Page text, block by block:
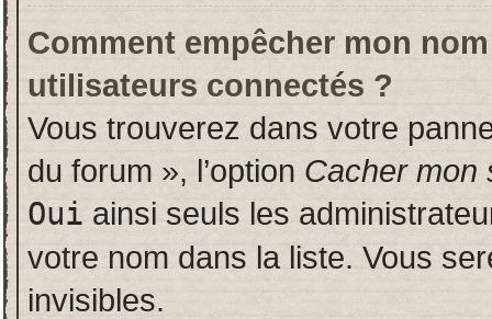
Comment empêcher mon
utilisateurs connectés ?
Vous trouverez dans votre
du forum », l’option Cacher mon
Oui ainsi seuls les
votre nom dans la liste. Vous
invisibles.